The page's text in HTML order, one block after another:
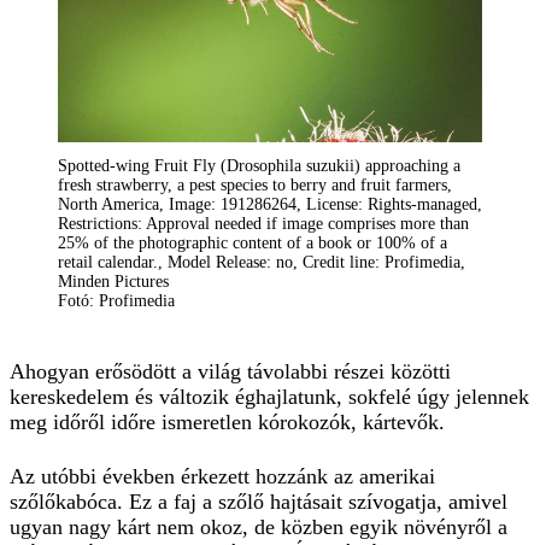
Spotted-wing Fruit Fly (Drosophila suzukii) approaching a
fresh strawberry, a pest species to berry and fruit farmers,
North America, Image: 191286264, License: Rights-managed,
Restrictions: Approval needed if image comprises more than
25% of the photographic content of a book or 100% of a
retail calendar., Model Release: no, Credit line: Profimedia,
Minden Pictures
Fotó: Profimedia
Ahogyan erősödött a világ távolabbi részei közötti
kereskedelem és változik éghajlatunk, sokfelé úgy jelennek
meg időről időre ismeretlen kórokozók, kártevők.
Az utóbbi években érkezett hozzánk az amerikai
szőlőkabóca. Ez a faj a szőlő hajtásait szívogatja, amivel
ugyan nagy kárt nem okoz, de közben egyik növényről a